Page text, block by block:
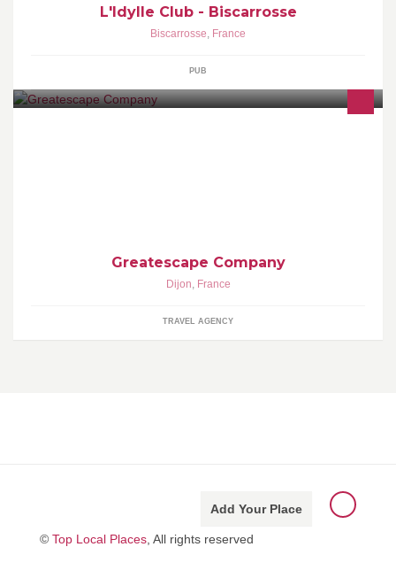
L'Idylle Club - Biscarrosse
Biscarrosse, France
PUB
Greatescape Company
Dijon, France
TRAVEL AGENCY
Add Your Place
© Top Local Places , All rights reserved